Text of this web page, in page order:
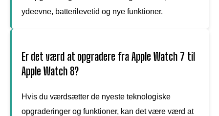
ydeevne, batterilevetid og nye funktioner.
Er det værd at opgradere fra Apple Watch 7 til
Apple Watch 8?
Hvis du værdsætter de nyeste teknologiske
opgraderinger og funktioner, kan det være værd at